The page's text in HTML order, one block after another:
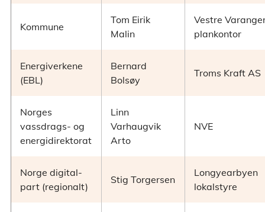
Kommune
Tom Eirik
Malin
Vestre
plankontor
Energiverkene
(EBL)
Bernard
Bolsøy
Troms Kraft AS
Norges
vassdrags- og
energidirektorat
Linn
Varhaugvik
Arto
NVE
Norge digital-
part (regionalt)
Stig Torgersen
Longyearbyen
lokalstyre